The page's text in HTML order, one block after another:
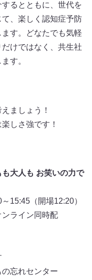
るとともに、世代を
、楽しく認知症予防
す。どなたでも気軽
けではなく、共生社
す。
ましょう！
しさ強です！
大人も お笑いの力で
15:45（開場12:20）
ライン同時配
の忘れセンター